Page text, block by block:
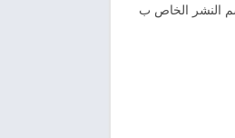
النشر الخاص ب